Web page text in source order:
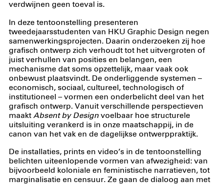
verdwijnen geen toeval is.
In deze tentoonstelling presenteren
tweedejaarsstudenten van HKU Graphic Design negen
samenwerkingsprojecten. Daarin onderzoeken zij hoe
grafisch ontwerp zich verhoudt tot het uitvergroten of
juist verhullen van posities en belangen, een
mechanisme dat soms opzettelijk, maar vaak ook
onbewust plaatsvindt. De onderliggende systemen –
economisch, sociaal, cultureel, technologisch of
institutioneel – vormen een onderbelicht deel van het
grafisch ontwerp. Vanuit verschillende perspectieven
maakt Absent by Designvoelbaar hoe structurele
uitsluiting verankerd is in onze maatschappij, in de
canon van het vak en de dagelijkse ontwerppraktijk.
De installaties, prints en video’s in de tentoonstelling
belichten uiteenlopende vormen van afwezigheid: van
bijvoorbeeld koloniale en feministische narratieven, tot
marginalisatie en censuur. Ze gaan de dialoog aan met